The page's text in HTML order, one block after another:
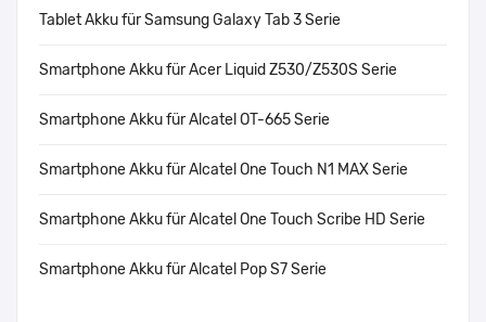
Tablet Akku für Samsung Galaxy Tab 3 Serie
Smartphone Akku für Acer Liquid Z530/Z530S Serie
Smartphone Akku für Alcatel OT-665 Serie
Smartphone Akku für Alcatel One Touch N1 MAX Serie
Smartphone Akku für Alcatel One Touch Scribe HD Serie
Smartphone Akku für Alcatel Pop S7 Serie